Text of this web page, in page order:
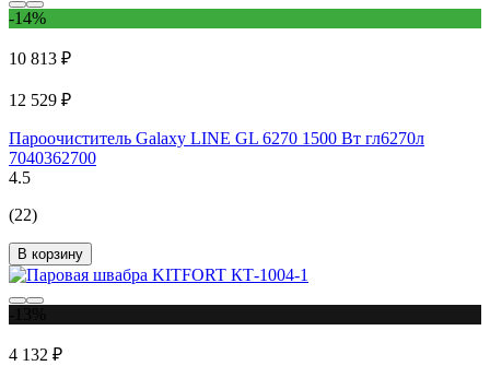
-14%
10 813 ₽
12 529 ₽
Пароочиститель Galaxy LINE GL 6270 1500 Вт гл6270л
7040362700
4.5
(22)
В корзину
4 132 ₽